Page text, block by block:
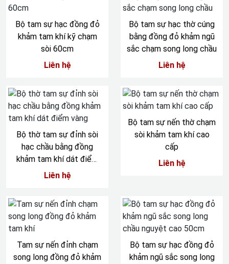
Bộ tam sự hạc đồng đỏ
khảm tam khí kỹ chạm
sòi 60cm
Liên hệ
Bộ tam sự hạc thờ cúng
bằng đồng đỏ khảm ngũ
sắc chạm song long chầu
Liên hệ
Bộ thờ tam sự đỉnh sòi
hạc chầu bằng đồng
khảm tam khí dát điểm
vàng
Liên hệ
Bộ tam sự nến thờ chạm
sòi khảm tam khí cao
cấp
Liên hệ
Tam sự nến đỉnh chạm
song long đồng đỏ khảm
Bộ tam sự hạc đồng đỏ
khảm ngũ sắc song long